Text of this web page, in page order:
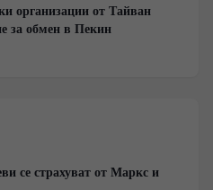
организации от Тайван
за обмен в Пекин
се страхуват от Маркс и